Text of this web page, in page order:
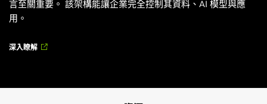
言至關重要。 該架構能讓企業完全控制其資料、AI 模型與應
用。
深入瞭解